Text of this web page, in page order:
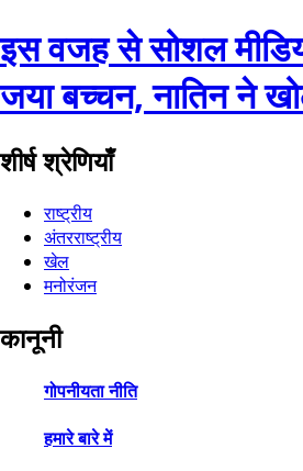
इस वजह से सोशल
जया बच्चन, नातिन ने
शीर्ष श्रेणियाँ
राष्ट्रीय
अंतरराष्ट्रीय
खेल
मनोरंजन
कानूनी
गोपनीयता नीति
हमारे बारे में